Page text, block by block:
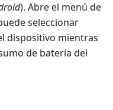
). Abre el menú de
seleccionar
dispositivo mientras
de batería del